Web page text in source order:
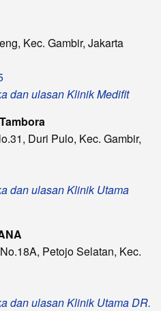
Kec. Gambir, Jakarta
dan ulasan Klinik Medifit
Duri Pulo, Kec. Gambir,
dan ulasan Klinik Utama
Petojo Selatan, Kec.
dan ulasan Klinik Utama DR.